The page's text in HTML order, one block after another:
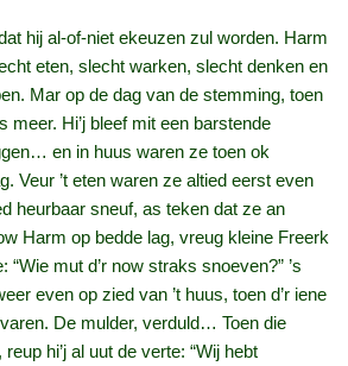
hij al‑of‑niet ekeuzen zul worden. Harm
eten, slecht warken, slecht denken en
Mar op de dag van de stemming, toen
meer. Hi’j bleef mit een barstende
en in huus waren ze toen ok
Veur ’t eten waren ze altied eerst even
heurbaar sneuf, as teken dat ze an
Harm op bedde lag, vreug kleine Freerk
“Wie mut d’r now straks snoeven?” ’s
even op zied van ’t huus, toen d’r iene
De mulder, verduld… Toen die
hi’j al uut de verte: “Wij hebt